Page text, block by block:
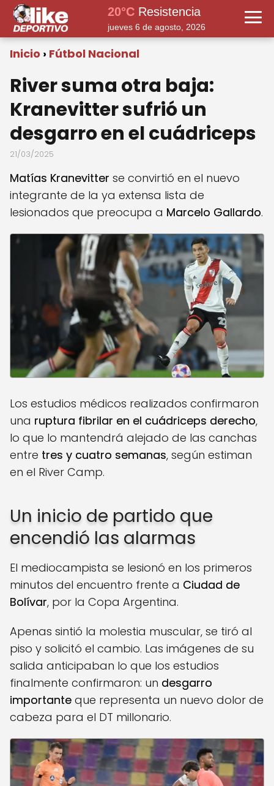
20°C Resistencia
jueves 6 de agosto, 2026
Inicio Fútbol Nacional
River suma otra baja:
Kranevitter sufrió un
desgarro en el cuádriceps
21/03/2025
Matías Kranevitter se convirtió en el nuevo
integrante de la ya extensa lista de
lesionados que preocupa a Marcelo Gallardo.
Los estudios médicos realizados confirmaron
una ruptura fibrilar en el cuádriceps derecho,
lo que lo mantendrá alejado de las canchas
entre tres y cuatro semanas, según estiman
en el River Camp.
Un inicio de partido que
encendió las alarmas
El mediocampista se lesionó en los primeros
minutos del encuentro frente a Ciudad de
Bolívar, por la Copa Argentina.
Apenas sintió la molestia muscular, se tiró al
piso y solicitó el cambio. Las imágenes de su
salida anticipaban lo que los estudios
finalmente confirmaron: un desgarro
importante que representa un nuevo dolor de
cabeza para el DT millonario.